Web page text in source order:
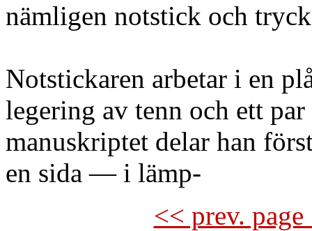
nämligen notstick och
Notstickaren arbetar i en
legering av tenn och ett
manuskriptet delar han
en sida — i lämp-
<< prev.